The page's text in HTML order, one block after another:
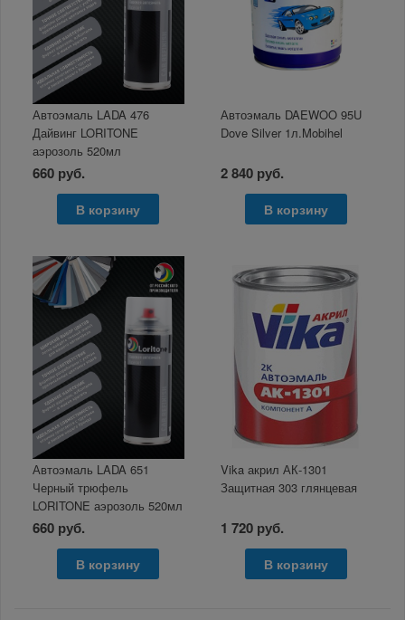
Автоэмаль LADA 476
Дайвинг LORITONE
аэрозоль 520мл
660 руб.
В корзину
Автоэмаль DAEWOO 95U
Dove Silver 1л.Mobihel
2 840 руб.
В корзину
Автоэмаль LADA 651
Черный трюфель
LORITONE аэрозоль 520мл
660 руб.
В корзину
Vika акрил АК-1301
Защитная 303 глянцевая
1 720 руб.
В корзину